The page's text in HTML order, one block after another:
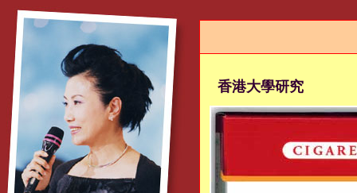
香港大學研究